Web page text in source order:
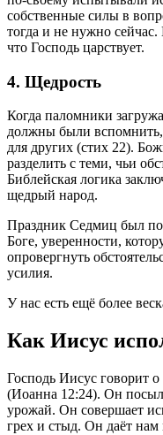
собственные силы в
тогда и не нужно
что Господь царствует.
4. Щедрость
Когда паломники
должны были вспомнить,
для других (стих 22).
разделить с теми, чьи
Библейская логика
щедрый народ.
Праздник Седмиц был
Боге, уверенности,
опровергнуть
усилия.
У нас есть ещё более
Как Иисус
Господь Иисус говорит
(Иоанна 12:24). Он
урожай. Он совершает
грех и стыд. Он даёт нам